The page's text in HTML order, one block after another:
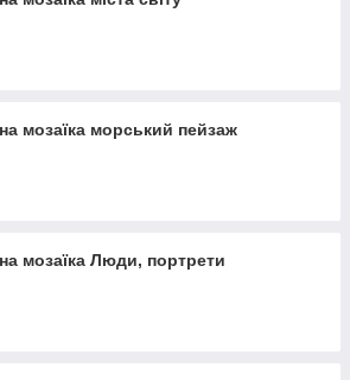
мозаїка морський пейзаж
мозаїка Люди, портрети